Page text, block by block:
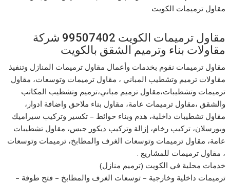
مقاول ترميمات الكويت
مقاول ترميمات الكويت 99507402 شركة
مقاولات بناء وترميم الشقق بالكويت
مقاول ترميمات نقوم بخدمات وأعمال مقاول ترميمات المنازل وتنفيذ
مقاولات ترميم وتشطيب المباني ، مقاول ترميمات وتوسعات، مقاول
ترميمات وتشطيبات،مقاول ترميم مباني،ترميم وتشطيب المكاتب
والشقق ،مقاول ترميمات عامة، مقاول بناء ملاحق واضافة ادوار،
مقاول تشطيبات داخلية، هدم وبناء حوائط – تكسير وتركيب سيراميك
وبورسلان، تركيب رخام، إزالة وتركيب ديكور جبس، مقاول تشطيبات
عامة، مقاول ترميمات وتوسعات الغرف والمطابخ، ترميمات وتوسعات
، مقاول ترميمات للمشاريع .
خدمات محلية في الكويت (ترميم منازل)
ترميمات داخلية وخارجية – توسعات الغرف والمطابخ – فتح طوفة –